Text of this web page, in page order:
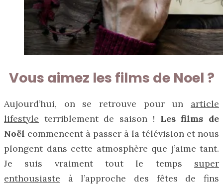
Vous aimez les films de Noel ?
Aujourd’hui, on se retrouve pour un article
lifestyle terriblement de saison ! Les films de
Noël commencent à passer à la télévision et nous
plongent dans cette atmosphère que j’aime tant.
Je suis vraiment tout le temps super
enthousiaste à l’approche des fêtes de fins